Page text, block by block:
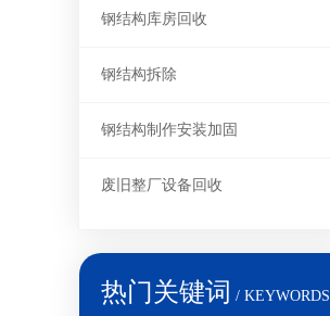
钢结构库房回收
钢结构拆除
钢结构制作安装加固
废旧整厂设备回收
热门关键词 / KEYWORDS